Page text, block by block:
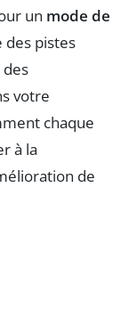
un mode de
des pistes
votre
chaque
à la
de